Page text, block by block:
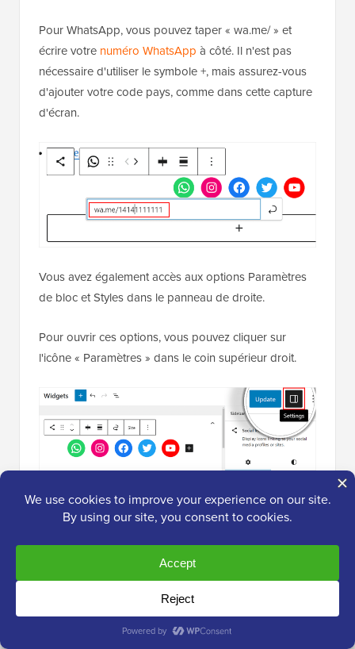
Pour WhatsApp, vous pouvez taper « wa.me/ » et
écrire votre numéro WhatsApp à côté. Il n'est pas
nécessaire d'utiliser le symbole +, mais assurez-vous
d'ajouter votre code pays, comme dans cette capture
d'écran.
Vous avez également accès aux options Paramètres
de bloc et Styles dans le panneau de droite.
Pour ouvrir ces options, vous pouvez cliquer sur
l'icône « Paramètres » dans le coin supérieur droit.
De plus, n'hésitez pas à ajouter un bloc Paragraphe
au-dessus du widget de médias sociaux pour votre
texte d'appel à l'action.
Nous vous recommandons de regrouper les blocs
Paragraphe et Icônes sociales afin qu'ils ne
paraissent pas séparés dans la barre latérale.